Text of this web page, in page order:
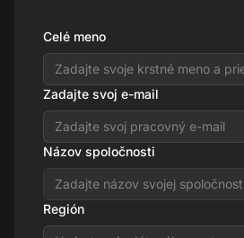
Celé meno
Zadajte svoj e-mail
Názov spoločnosti
Región